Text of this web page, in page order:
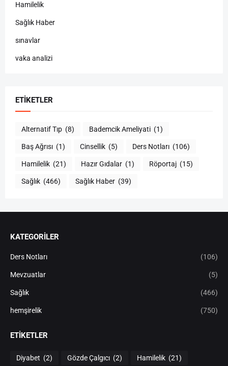
Hamilelik
Sağlık Haber
sınavlar
vaka analizi
ETIKETLER
Alternatif Tıp (8) Bademcik Ameliyati (1)
Baş Ağrısı (1) Cinsellik (5) Ders Notları (106)
Hamilelik (21) Hazır Gıdalar (1) Röportaj (15)
Sağlık (466) Sağlık Haber (39)
KATEGORİLER
Ders Notları (106)
Mevzuatlar (5)
Sağlık (466)
hemşirelik (750)
ETIKETLER
Diyabet (2) Gözde Çalgıcı (2) Hamilelik (21)